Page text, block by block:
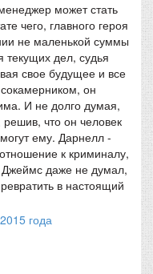
может стать
чего, главного героя
не маленькой суммы
текущих дел, судья
свое будущее и все
он
И не долго думая,
что он человек
ему. Дарнелл -
к криминалу,
даже не думал,
в настоящий